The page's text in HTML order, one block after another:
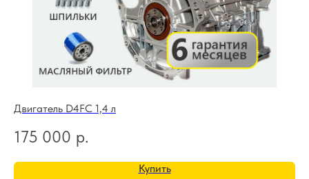
Двигатель D4FC 1,4 л
175 000 р.
Купить